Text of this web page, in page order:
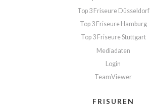
Top 3 Friseure Düsseldorf
Top 3 Friseure Hamburg
Top 3 Friseure Stuttgart
Mediadaten
Login
TeamViewer
FRISUREN